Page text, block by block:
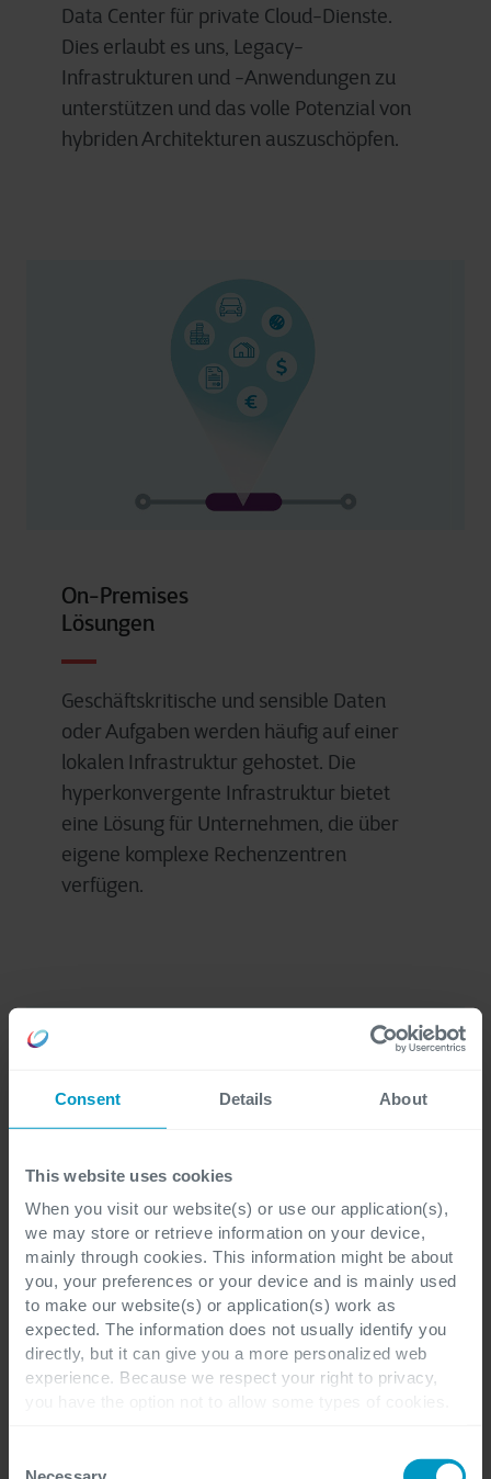
Consent Details About
This website uses cookies
When you visit our website(s) or use our application(s),
we may store or retrieve information on your device,
mainly through cookies. This information might be about
you, your preferences or your device and is mainly used
to make our website(s) or application(s) work as
expected. The information does not usually identify you
directly, but it can give you a more personalized web
experience. Because we respect your right to privacy,
you disable certain cookies, you should be aware that
Data Center für private Cloud-Dienste.
Dies erlaubt es uns, Legacy-
Infrastrukturen und -Anwendungen zu
unterstützen und das volle Potenzial von
hybriden Architekturen auszuschöpfen.
On-Premises
Lösungen
Geschäftskritische und sensible Daten
oder Aufgaben werden häufig auf einer
lokalen Infrastruktur gehostet. Die
hyperkonvergente Infrastruktur bietet
eine Lösung für Unternehmen, die über
eigene komplexe Rechenzentren
verfügen.
Containerization